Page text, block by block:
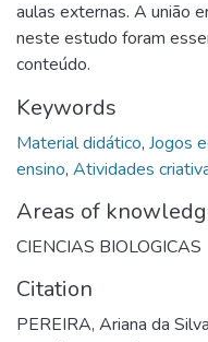
aulas externas. A união
neste estudo foram
conteúdo.
Keywords
Material didático, Jogos
ensino, Atividades
Areas of
CIENCIAS BIOLOGICAS
Citation
PEREIRA, Ariana da